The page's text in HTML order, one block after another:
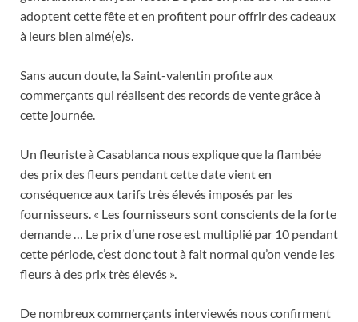
adoptent cette fête et en profitent pour offrir des cadeaux
à leurs bien aimé(e)s.
Sans aucun doute, la Saint-valentin profite aux
commerçants qui réalisent des records de vente grâce à
cette journée.
Un fleuriste à Casablanca nous explique que la flambée
des prix des fleurs pendant cette date vient en
conséquence aux tarifs très élevés imposés par les
fournisseurs. « Les fournisseurs sont conscients de la forte
demande … Le prix d’une rose est multiplié par 10 pendant
cette période, c’est donc tout à fait normal qu’on vende les
fleurs à des prix très élevés ».
De nombreux commerçants interviewés nous confirment